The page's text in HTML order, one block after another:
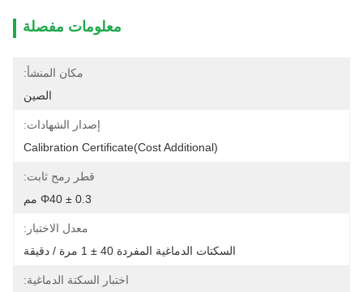
معلومات مفصلة
مكان المنشأ:
الصين
إصدار الشهادات:
Calibration Certificate(cost Additional)
قطر رمح ثابت:
Φ40 ± 0.3 مم
معدل الاختبار:
السكتات الدماغية المفردة 40 ± 1 مرة / دقيقة
اختبار السكتة الدماغية: